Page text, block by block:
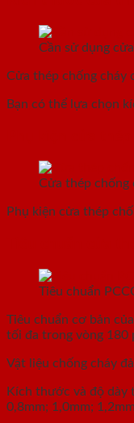
Cần sử dụng
Cửa thép chống cháy
Bạn có thể lựa chọn
Cửa thép chống
Phụ kiện cửa thép
Tiêu chuẩn
Tiêu chuẩn cơ bản
tối đa trong vòng 180
Vật liệu chống cháy
Kích thước và độ dày
0,8mm; 1,0mm;